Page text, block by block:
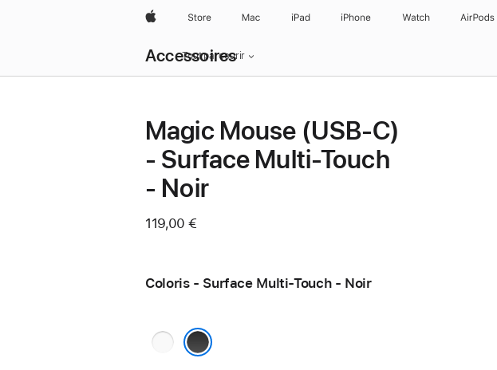
AppleStore Mac iPad iPhone Watch AirPods
Accessoires
locale
Ouvrir
Tout parcourir
Magic Mouse (USB‑C)
- Surface Multi-Touch
- Noir
119,00 €
Coloris - Surface Multi-Touch - Noir
Surface
Multi‑Touch